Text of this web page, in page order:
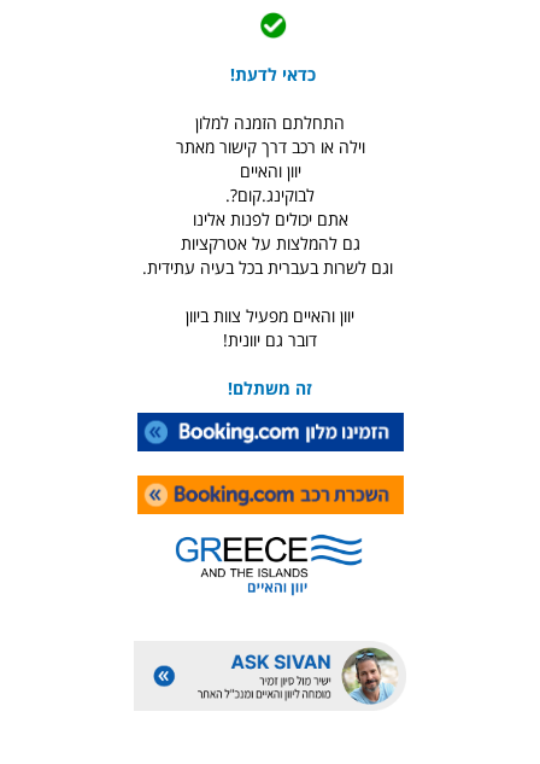
כדאי לדעת!
התחלתם הזמנה למלון
וילה או רכב דרך קישור מאתר
יוון והאיים
לבוקינג.קום?.
אתם יכולים לפנות אלינו
גם להמלצות על אטרקציות
וגם לשרות בעברית בכל בעיה עתידית.
יוון והאיים מפעיל צוות ביוון
דובר גם יוונית!
זה משתלם!